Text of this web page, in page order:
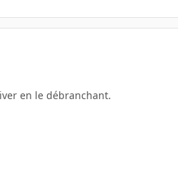
en le débranchant.